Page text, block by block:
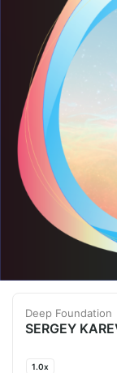
Deep Foundation
SERGEY
1.0x